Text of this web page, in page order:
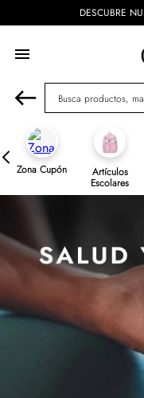
DESCUBRE
Busca productos,
Zona Cupón Artículos
Escolares